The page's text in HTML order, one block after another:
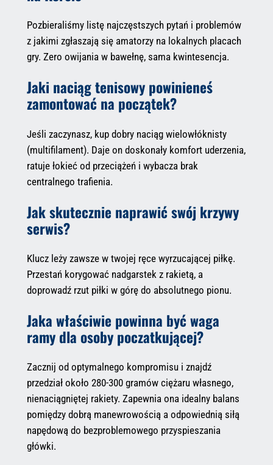
Pozbieraliśmy listę najczęstszych pytań i problemów
z jakimi zgłaszają się amatorzy na lokalnych placach
gry. Zero owijania w bawełnę, sama kwintesencja.
Jaki naciąg tenisowy powinieneś
zamontować na początek?
Jeśli zaczynasz, kup dobry naciąg wielowłóknisty
(multifilament). Daje on doskonały komfort uderzenia,
ratuje łokieć od przeciążeń i wybacza brak
centralnego trafienia.
Jak skutecznie naprawić swój krzywy
serwis?
Klucz leży zawsze w twojej ręce wyrzucającej piłkę.
Przestań korygować nadgarstek z rakietą, a
doprowadź rzut piłki w górę do absolutnego pionu.
Jaka właściwie powinna być waga
ramy dla osoby poczatkującej?
Zacznij od optymalnego kompromisu i znajdź
przedział około 280-300 gramów ciężaru własnego,
nienaciągniętej rakiety. Zapewnia ona idealny balans
pomiędzy dobrą manewrowością a odpowiednią siłą
napędową do bezproblemowego przyspieszania
główki.